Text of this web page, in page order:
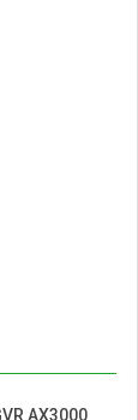
AX3000